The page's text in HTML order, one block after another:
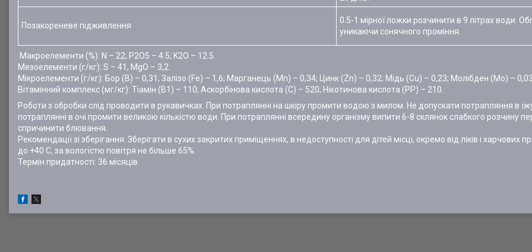
Позакореневе підживлення
0.5-1 мірної ложки розчинити в 9 літрах води.
уникаючи сонячного проміння.
Макроелементи (%): N – 22; P2О5 – 4.5; K2О – 12.5.
Мезоелементи (г/кг): S – 41, MgO – 3,2.
Мікроелементи (г/кг): Бор (В) – 0,31; Залізо (Fe) – 1,6; Марганець (Мn) – 0,34; Цинк (Zn) – 0,32; Мідь (Cu) – 0,23; Молібден (Мо) –
Вітамінний комплекс (мг/кг): Тіамін (В1) – 110; Аскорбінова кислота (С) – 520; Нікотинова кислота (РР) – 210.
Роботи з обробки слід проводити в рукавичках. При потраплянні на шкіру промити водою з милом. Не допускати потрапляння в
потраплянні в очі промити великою кількістю води. При потраплянні всередину організму випити 6-8 склянок слабкого розчину
спричинити блювання.
Рекомендації зі зберігання: Зберігати в сухих закритих приміщеннях, в недоступності для дітей місці, окремо від ліків і харчових
до +40 С, за вологістю повітря не більше 65%.
Термін придатності: 36 місяців.